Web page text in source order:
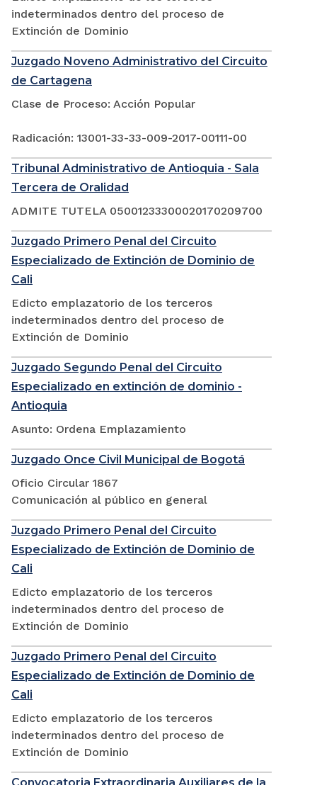
indeterminados dentro del proceso de
Extinción de Dominio
Juzgado Noveno Administrativo del Circuito
de Cartagena
Clase de Proceso: Acción Popular
Radicación: 13001-33-33-009-2017-00111-00
Tribunal Administrativo de Antioquia - Sala
Tercera de Oralidad
ADMITE TUTELA 05001233300020170209700
Juzgado Primero Penal del Circuito
Especializado de Extinción de Dominio de
Cali
Edicto emplazatorio de los terceros
indeterminados dentro del proceso de
Extinción de Dominio
Juzgado Segundo Penal del Circuito
Especializado en extinción de dominio -
Antioquia
Asunto: Ordena Emplazamiento
Juzgado Once Civil Municipal de Bogotá
Oficio Circular 1867
Comunicación al público en general
Juzgado Primero Penal del Circuito
Especializado de Extinción de Dominio de
Cali
Edicto emplazatorio de los terceros
indeterminados dentro del proceso de
Extinción de Dominio
Juzgado Primero Penal del Circuito
Especializado de Extinción de Dominio de
Cali
Edicto emplazatorio de los terceros
indeterminados dentro del proceso de
Extinción de Dominio